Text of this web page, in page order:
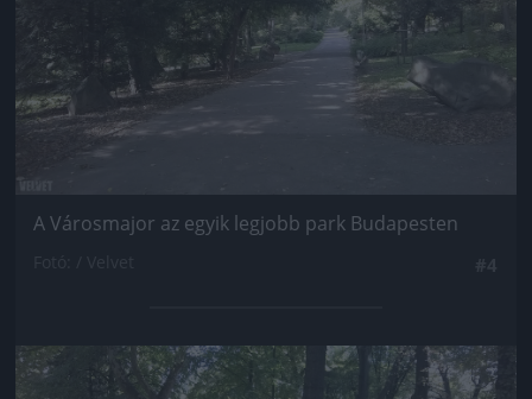
A Városmajor az egyik legjobb park Budapesten
Jön még kép!